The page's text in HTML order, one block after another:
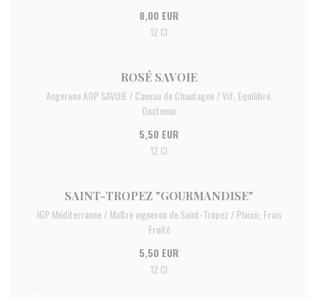
8,00 EUR
12 Cl
ROSÉ SAVOIE
Angerona AOP SAVOIE / Caveau de Chautagne / Vif, Equilibré,
Onctueux
5,50 EUR
12 Cl
SAINT-TROPEZ "GOURMANDISE"
IGP Méditerranée / Maître vigneron de Saint-Tropez / Plaisir, Frais
Fruité
5,50 EUR
12 Cl